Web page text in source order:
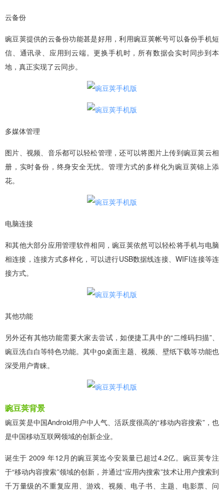
云备份
豌豆荚提供的云备份功能甚是好用，利用豌豆荚帐号可以备份手机短
信、通讯录、应用到云端。更换手机时，所有数据会实时同步到本
地，真正实现了云同步。
多媒体管理
图片、视频、音乐都可以轻松管理，还可以将图片上传到豌豆荚云相
册，实时备份，终身安全无忧。管理方式的多样化为豌豆荚锦上添
花。
电脑连接
和其他大部分应用管理软件相同，豌豆荚依然可以轻松将手机与电脑
相连接，连接方式多样化，可以进行USB数据线连接、WIFI连接等连
接方式。
其他功能
另外还有其他功能需要大家去尝试，如便捷工具中的“二维码扫描”、
豌豆洗白白等特色功能。其中go桌面主题、视频、壁纸下载等功能也
深受用户青睐。
豌豆荚背景
豌豆荚是中国Android用户中人气、活跃度很高的“移动内容搜索”，也
是中国移动互联网领域的创新企业。
诞生于 2009 年12月的豌豆荚迄今安装量已超过4.2亿。豌豆荚专注
于“移动内容搜索”领域的创新，并通过“应用内搜索”技术让用户搜索到
千万量级的不重复应用、游戏、视频、电子书、主题、电影票、问